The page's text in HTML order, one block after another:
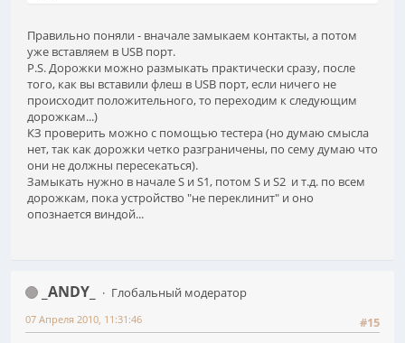
Правильно поняли - вначале замыкаем контакты, а потом
уже вставляем в USB порт.
P.S. Дорожки можно размыкать практически сразу, после
того, как вы вставили флеш в USB порт, если ничего не
происходит положительного, то переходим к следующим
дорожкам...)
КЗ проверить можно с помощью тестера (но думаю смысла
нет, так как дорожки четко разграничены, по сему думаю что
они не должны пересекаться).
Замыкать нужно в начале S и S1, потом S и S2 и т.д. по всем
дорожкам, пока устройство "не переклинит" и оно
опознается виндой...
_ANDY_
Глобальный модератор
#15
07 Апреля 2010, 11:31:46